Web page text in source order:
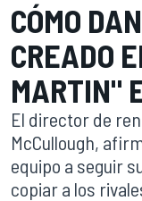
CÓMO
CREADO
MARTIN"
El director de
McCullough,
equipo a seguir
copiar a los